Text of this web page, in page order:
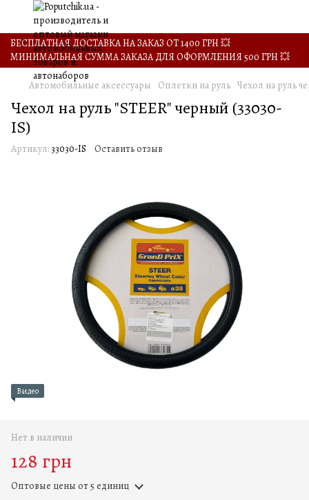
БЕСПЛАТНАЯ ДОСТАВКА НА ЗАКАЗ ОТ 1400 ГРН 💥
МИНИМАЛЬНАЯ СУММА ЗАКАЗА ДЛЯ ОФОРМЛЕНИЯ 500 ГРН 💥
Автомобильные аксессуары Оплетки на руль Чехол на руль
Чехол на руль "STEER" черный (33030-
IS)
Артикул: 33030-IS Оставить отзыв
Видео
Нет в наличии
128 грн
Оптовые цены от 5 единиц